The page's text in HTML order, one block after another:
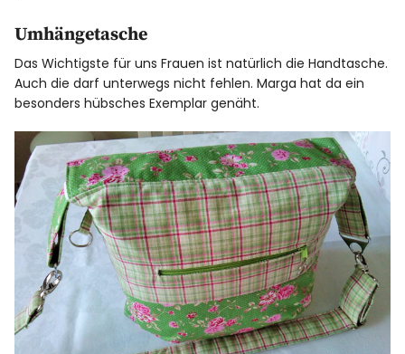
Umhängetasche
Das Wichtigste für uns Frauen ist natürlich die Handtasche.
Auch die darf unterwegs nicht fehlen. Marga hat da ein
besonders hübsches Exemplar genäht.